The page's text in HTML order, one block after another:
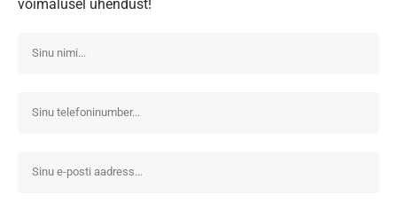
võimalusel ühendust!